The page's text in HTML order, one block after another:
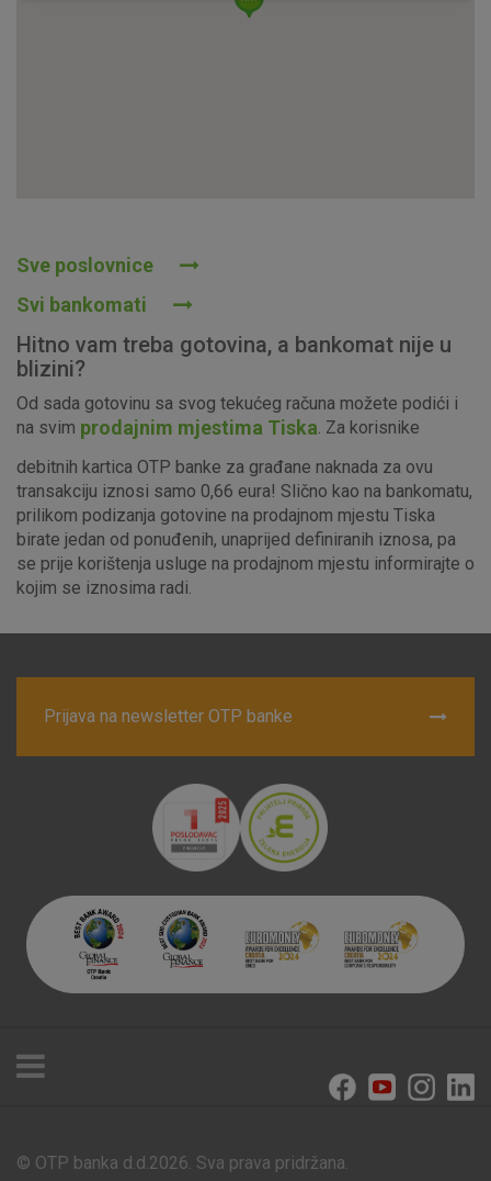
Sve poslovnice
Svi bankomati
Hitno vam treba gotovina, a bankomat nije u
blizini?
Od sada gotovinu sa svog tekućeg računa možete podići i
na svim prodajnim mjestima Tiska . Za korisnike
debitnih kartica OTP banke za građane naknada za ovu
transakciju iznosi samo 0,66 eura! Slično kao na bankomatu,
prilikom podizanja gotovine na prodajnom mjestu Tiska
birate jedan od ponuđenih, unaprijed definiranih iznosa, pa
se prije korištenja usluge na prodajnom mjestu informirajte o
kojim se iznosima radi.
Prijava na newsletter OTP banke
Poslovnice i bankomati
© OTP banka d.d.2026. Sva prava pridržana.
Ovi kolačići nužni su za funkcioniranje internetske stranice i
postavljaju kao odgovor na vaše radnje koje uključuju zahtjev
za uslugama, kao što su postavke kolačića. Svoj preglednik
o njima, ali u tom slučaju neki dijelovi stranice neće raditi. Ti
kolačići ne pohranjuju nikakve informacije koje bi vas mogle
identificirati.
Detaljnije informacije o kolačićima